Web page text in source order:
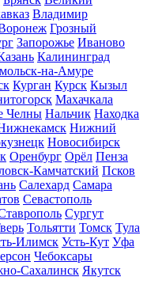
Владимир
Грозный
Запорожье Иваново
Калининград
на-Амуре
Курган Курск Кызыл
Махачкала
Челны Нальчик Находка
Нижний
Новосибирск
Оренбург Орёл Пенза
Камчатский Псков
Салехард Самара
Севастополь
Сургут
Тольятти Томск Тула
Илимск Усть-Кут Уфа
Чебоксары
Сахалинск Якутск